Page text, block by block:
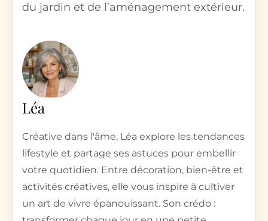
du jardin et de l’aménagement extérieur.
Léa
Créative dans l'âme, Léa explore les tendances
lifestyle et partage ses astuces pour embellir
votre quotidien. Entre décoration, bien-être et
activités créatives, elle vous inspire à cultiver
un art de vivre épanouissant. Son crédo :